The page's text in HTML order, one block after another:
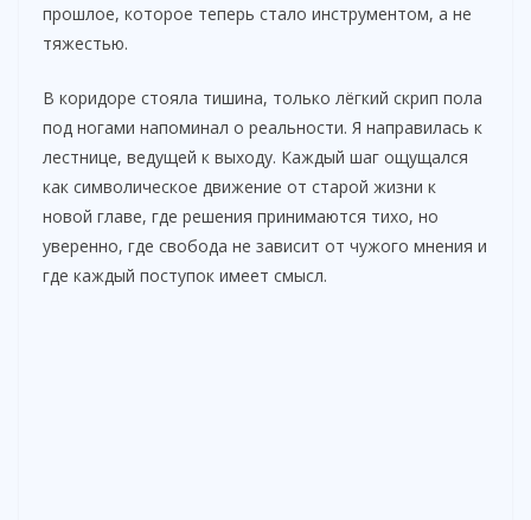
прошлое, которое теперь стало инструментом, а не
тяжестью.
В коридоре стояла тишина, только лёгкий скрип пола
под ногами напоминал о реальности. Я направилась к
лестнице, ведущей к выходу. Каждый шаг ощущался
как символическое движение от старой жизни к
новой главе, где решения принимаются тихо, но
уверенно, где свобода не зависит от чужого мнения и
где каждый поступок имеет смысл.